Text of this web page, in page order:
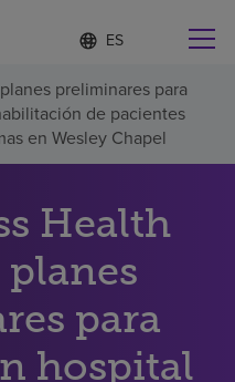
Lista
de
idiomas
contraída
d
o
m
a
e
c
c
i
n
a
d
cerca de usted
preliminares para
de pacientes
en Wesley Chapel
Health
para
hospital